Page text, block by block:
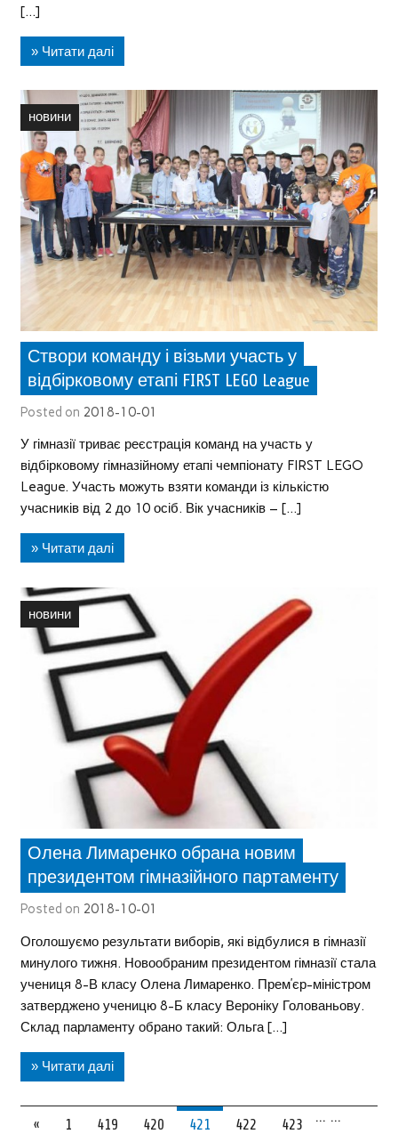
[…]
» Читати далі
новини
Створи команду і візьми участь у
відбірковому етапі FIRST LEGO League
Posted on 2018-10-01
У гімназії триває реєстрація команд на участь у
відбірковому гімназійному етапі чемпіонату FIRST LEGO
League. Участь можуть взяти команди із кількістю
учасників від 2 до 10 осіб. Вік учасників – […]
» Читати далі
новини
Олена Лимаренко обрана новим
президентом гімназійного партаменту
Posted on 2018-10-01
Оголошуємо результати виборів, які відбулися в гімназії
минулого тижня. Новообраним президентом гімназії стала
учениця 8-В класу Олена Лимаренко. Прем’єр-міністром
затверджено ученицю 8-Б класу Вероніку Голованьову.
Склад парламенту обрано такий: Ольга […]
» Читати далі
« 1 …
419 420 421 422 423
…